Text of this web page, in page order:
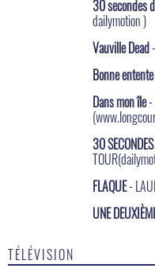
30 secondes
dailymotion )
Vauville Dead
Bonne entente
Dans mon île-
30
FLAQUE-
UNE
TÉLÉVISION